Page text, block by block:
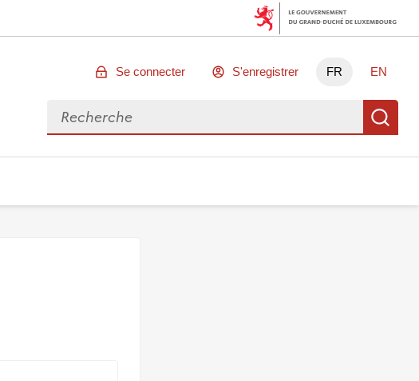
Se connecter S'enregistrer FR EN
Rechercher des données